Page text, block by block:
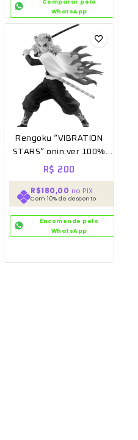
Comparar pelo
WhatsApp
Rengoku “VIBRATION
STARS” onin.ver 100%
Original Sem caixa
R$ 200
R$180,00 no PIX
Com 10% de desconto
Encomende pelo
WhatsApp